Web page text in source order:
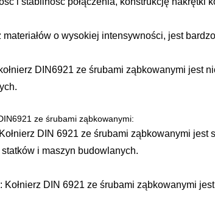
materiałów o wysokiej intensywności, jest
DIN6921 ze śrubami ząbkowanymi jest
ze śrubami ząbkowanymi:
DIN 6921 ze śrubami ząbkowanymi
i maszyn budowlanych.
Kołnierz DIN 6921 ze śrubami ząbkowanymi